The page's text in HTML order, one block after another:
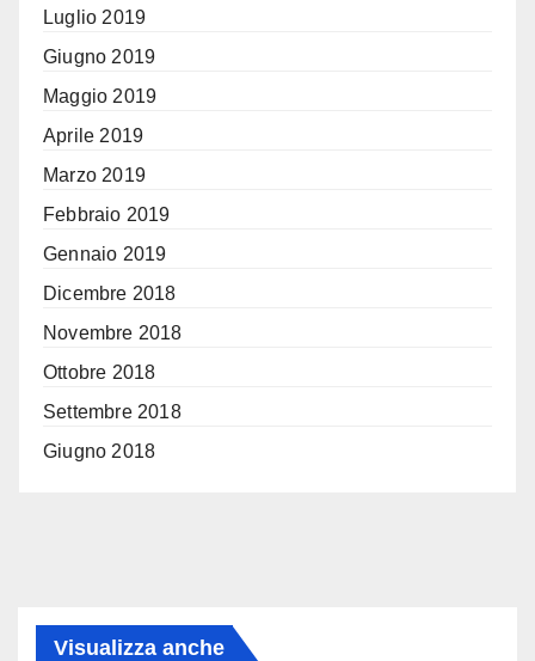
Luglio 2019
Giugno 2019
Maggio 2019
Aprile 2019
Marzo 2019
Febbraio 2019
Gennaio 2019
Dicembre 2018
Novembre 2018
Ottobre 2018
Settembre 2018
Giugno 2018
Visualizza anche